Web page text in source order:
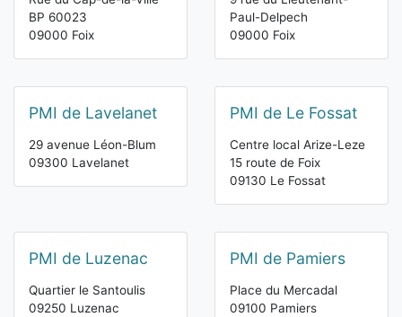
BP 60023
09000 Foix
Paul-Delpech
09000 Foix
PMI de Lavelanet
29 avenue Léon-Blum
09300 Lavelanet
PMI de Le Fossat
Centre local Arize-Leze
15 route de Foix
09130 Le Fossat
PMI de Luzenac
Quartier le Santoulis
09250 Luzenac
PMI de Pamiers
Place du Mercadal
09100 Pamiers